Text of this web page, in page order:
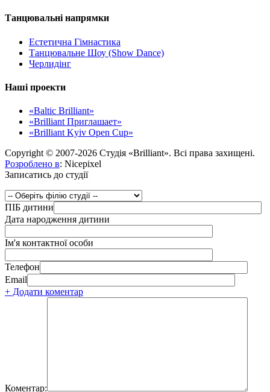
Танцювальні напрямки
Естетична Гімнастика
Танцювальне Шоу (Show Dance)
Черлидінг
Наші проекти
«Baltic Brilliant»
«Brilliant Приглашает»
«Brilliant Kyiv Open Cup»
Copyright © 2007-2026 Студія «Brilliant». Всі права захищені.
Розроблено в: Nicepixel
Записатись до студії
ПІБ дитини
Дата народження дитини
Ім'я контактної особи
Телефон
Email
+ Додати коментар
Коментар: